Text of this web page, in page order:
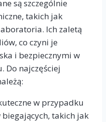
są szczególnie
takich jak
Ich zaletą
co czyni je
i bezpiecznymi w
Do najczęściej
w przypadku
takich jak